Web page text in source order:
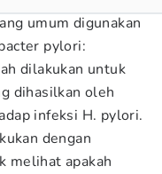
umum digunakan
pylori:
dilakukan untuk
dihasilkan oleh
infeksi H. pylori.
dengan
melihat apakah